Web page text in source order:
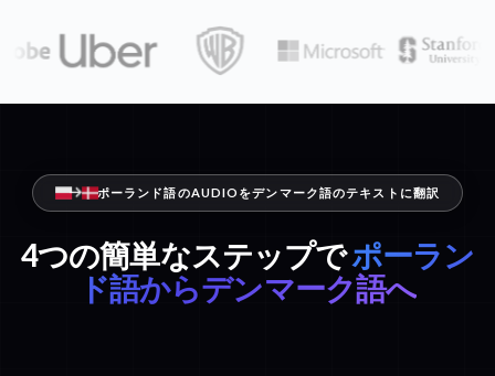
ポーランド語のAUDIOをデンマーク語のテキストに翻訳
4つの簡単なステップでポーラン
ド語からデンマーク語へ